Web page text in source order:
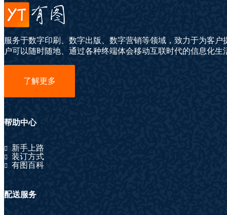
服务于数字印刷、数字出版、数字营销等领域，致力于为客
户可以随时随地、通过各种终端体会移动互联时代的信息化生
了解更多
帮助中心
新手上路
装订方式
有图百科
配送服务